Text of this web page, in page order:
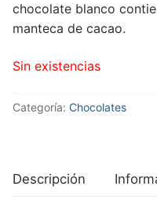
chocolate blanco
manteca de cacao.
Sin existencias
Categoría: Chocolates
Descripción